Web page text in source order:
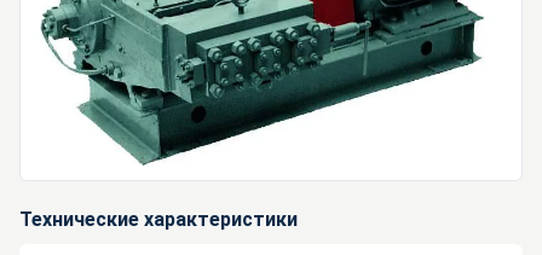
Технические характеристики